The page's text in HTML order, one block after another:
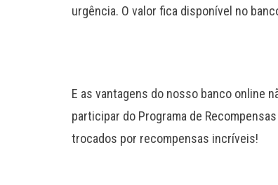
urgência. O valor fica disponível no
E as vantagens do nosso banco online
participar do Programa de
trocados por recompensas incríveis!